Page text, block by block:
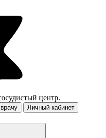
центр.
Личный кабинет